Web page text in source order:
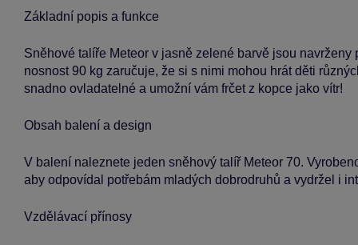
Základní popis a funkce
Sněhové talíře Meteor v jasně zelené barvě jsou
nosnost 90 kg zaručuje, že si s nimi mohou hrát děti
snadno ovladatelné a umožní vám frčet z kopce jako vítr!
Obsah balení a design
V balení naleznete jeden sněhový talíř Meteor 70.
aby odpovídal potřebám mladých dobrodruhů a vydržel i
Vzdělávací přínosy